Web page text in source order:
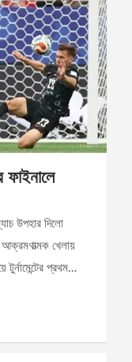
ফাইনালে
উপহার দিলো
আক্রমণাত্মক খেলায়
প্রথম…